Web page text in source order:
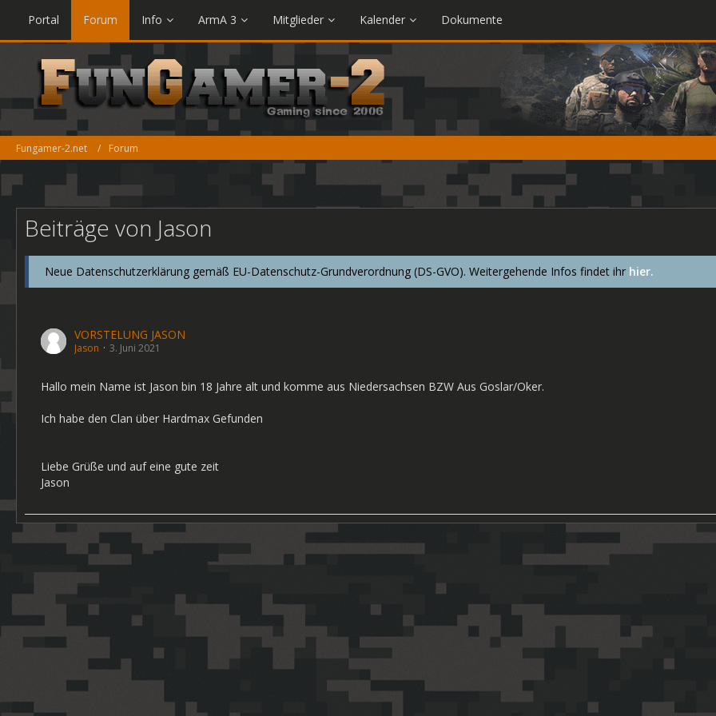
Portal Forum Info ArmA 3 Mitglieder Kalender Dokumente
Fungamer-2.net Forum
Beiträge von Jason
Neue Datenschutzerklärung gemäß EU-Datenschutz-Grundverordnung (DS-GVO). Weitergehende Infos findet ihr hier.
VORSTELUNG JASON
Jason 3. Juni 2021
Hallo mein Name ist Jason bin 18 Jahre alt und komme aus Niedersachsen BZW Aus Goslar/Oker.
Ich habe den Clan über Hardmax Gefunden
Liebe Grüße und auf eine gute zeit
Jason